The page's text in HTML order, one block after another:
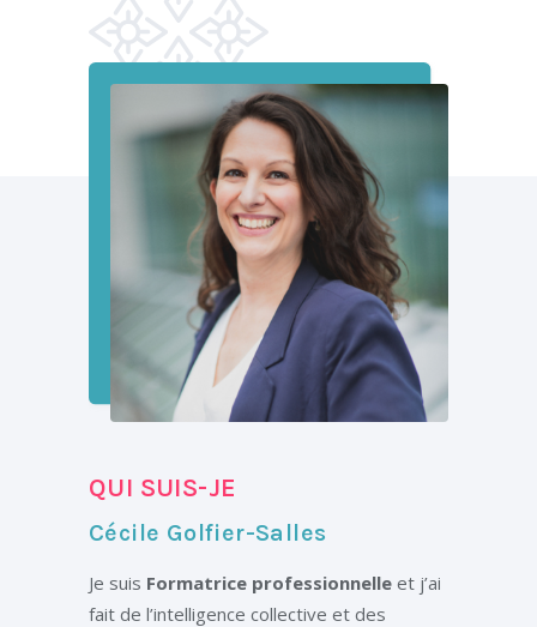
QUI SUIS-JE
Cécile Golfier-Salles
Je suis Formatrice professionnelle et j’ai
fait de l’intelligence collective et des